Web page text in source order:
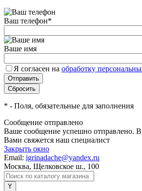
Ваш телефон*
Ваше имя
Я согласен на обработку
* - Поля, обязательные для заполнения
Сообщение отправлено
Ваше сообщение успешно отправлено.
Вами свяжется наш специалист
Закрыть окно
Email: igrinadache@yandex.ru
Москва, Щелковское ш., 100